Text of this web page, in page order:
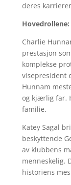
deres
Hovedrollene:
Charlie
prestasjon
komplekse
visepresident
Hunnam
og kjærlig far.
familie.
Katey Sagal
beskyttende
av klubbens
menneskelig.
historiens